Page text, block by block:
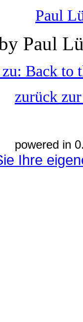
Paul
Paul
Back to
zurück
powered in
Ihre